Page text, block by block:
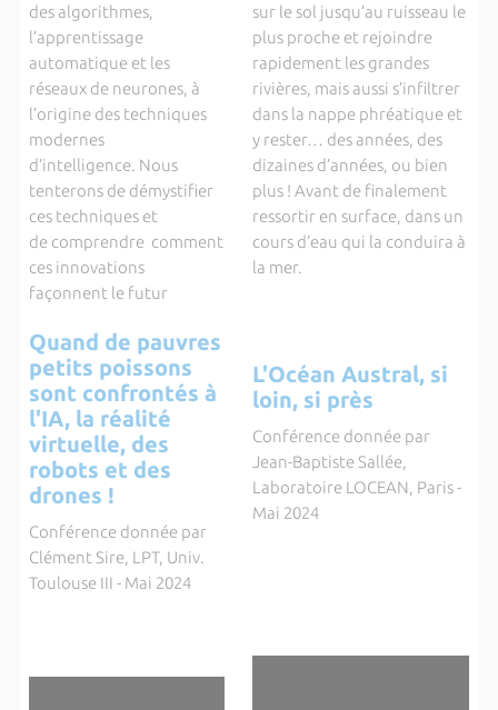
des algorithmes,
l’apprentissage
automatique et les
réseaux de neurones, à
l’origine des techniques
modernes
d’intelligence. Nous
tenterons de démystifier
ces techniques et
de comprendre comment
ces innovations
façonnent le futur
sur le sol jusqu’au ruisseau le
plus proche et rejoindre
rapidement les grandes
rivières, mais aussi s’infiltrer
dans la nappe phréatique et
y rester… des années, des
dizaines d’années, ou bien
plus ! Avant de finalement
ressortir en surface, dans un
cours d’eau qui la conduira à
la mer.
Quand de pauvres
petits poissons
sont confrontés à
l'IA, la réalité
virtuelle, des
robots et des
drones !
Conférence donnée par
Clément Sire, LPT, Univ.
Toulouse III - Mai 2024
L'Océan Austral, si
loin, si près
Conférence donnée par
Jean-Baptiste Sallée,
Laboratoire LOCEAN, Paris -
Mai 2024